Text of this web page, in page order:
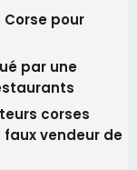
recevez par
sélection de